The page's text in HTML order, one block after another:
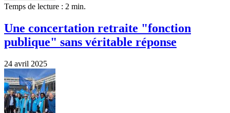
Temps de lecture : 2 min.
Une concertation retraite "fonction
publique" sans véritable réponse
24 avril 2025